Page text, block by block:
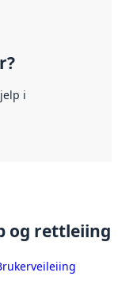
i
og rettleiing